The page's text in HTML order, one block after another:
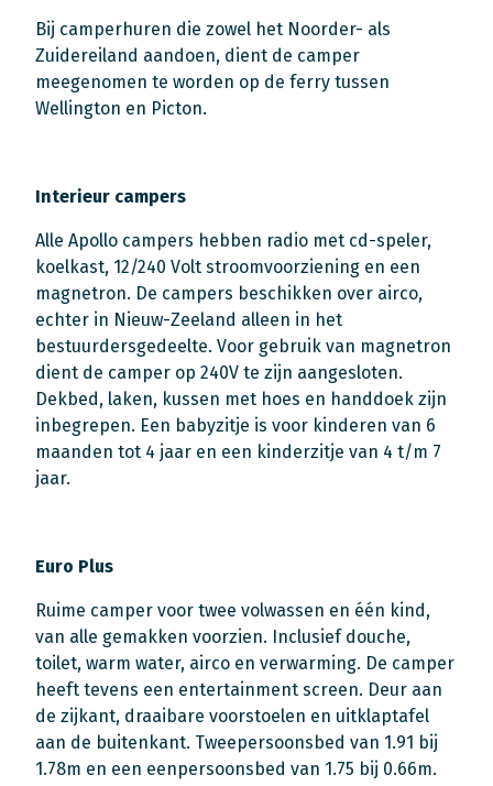
Bij camperhuren die zowel het Noorder- als
Zuidereiland aandoen, dient de camper
meegenomen te worden op de ferry tussen
Wellington en Picton.
Interieur campers
Alle Apollo campers hebben radio met cd-speler,
koelkast, 12/240 Volt stroomvoorziening en een
magnetron. De campers beschikken over airco,
echter in Nieuw-Zeeland alleen in het
bestuurdersgedeelte. Voor gebruik van magnetron
dient de camper op 240V te zijn aangesloten.
Dekbed, laken, kussen met hoes en handdoek zijn
inbegrepen. Een babyzitje is voor kinderen van 6
maanden tot 4 jaar en een kinderzitje van 4 t/m 7
jaar.
Euro Plus
Ruime camper voor twee volwassen en één kind,
van alle gemakken voorzien. Inclusief douche,
toilet, warm water, airco en verwarming. De camper
heeft tevens een entertainment screen. Deur aan
de zijkant, draaibare voorstoelen en uitklaptafel
aan de buitenkant. Tweepersoonsbed van 1.91 bij
1.78m en een eenpersoonsbed van 1.75 bij 0.66m.